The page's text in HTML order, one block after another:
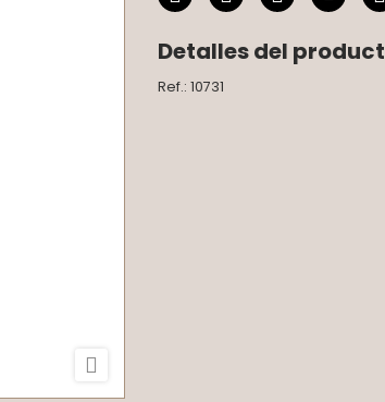

Detalles del
Ref.: 10731